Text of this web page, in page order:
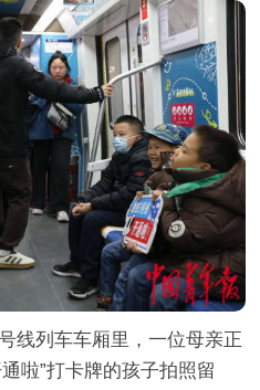
线列车车厢里，一位母亲正
啦”打卡牌的孩子拍照留